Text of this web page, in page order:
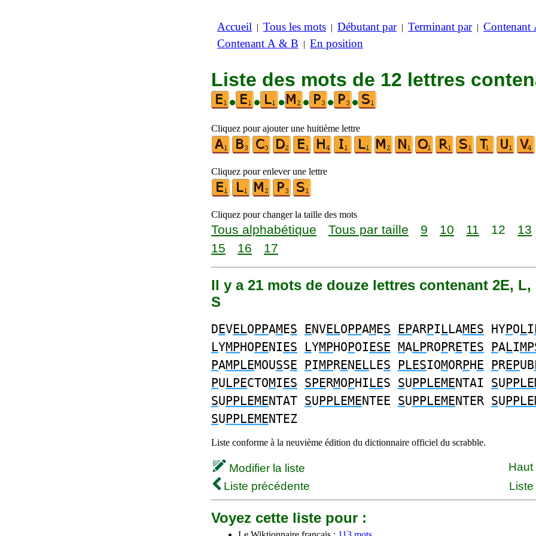
Accueil | Tous les mots | Débutant par| Terminant par| Contenant
Contenant A & B | En position
Liste des mots de 12 lettres
•
• • • • •
Cliquez pour ajouter une huitième lettre
Cliquez pour enlever une lettre
Cliquez pour changer la taille des mots
Tous alphabétique Tous par taille 9 10 11 12 13
15
16 17
Il y a 21 mots de douze lettres contenant 2E, L,
S
DEVELOPPAMES ENVELOPPAMES EPARPILLAMES HYPOLI
LYMPHOPENIES LYMPHOPOIESE MALPROPRETES PALI
PAMPLEMOUSSE PIMPRENELLES PLESIOMORPHE PREPUB
PULPECTOMIES SPERMOPHILES SUPPLEMENTAI SU
SUPPLEMENTAT SUPPLEMENTEE SUPPLEMENTER SU
SUPPLEMENTEZ
Liste conforme à la neuvième édition du dictionnaire officiel du scrabble.
Modifier la liste
Haut
Liste précédente
Voyez cette liste pour :